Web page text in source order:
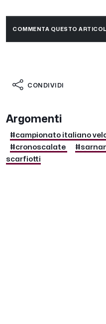
COMMENTA QUESTO
CONDIVIDI
Argomenti
#campionato italiano
#cronoscalate
scarfiotti